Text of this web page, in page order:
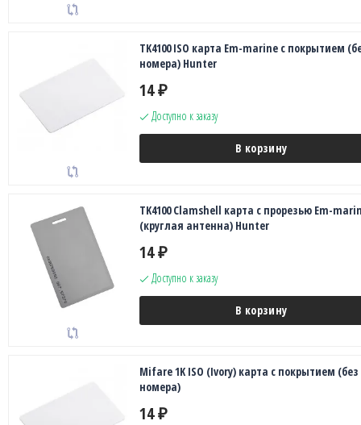
TK4100 ISO карта Em-marine с покрытием
номера) Hunter
14 ₽
Доступно к заказу
В корзину
TK4100 Clamshell карта с прорезью Em-
(круглая антенна) Hunter
14 ₽
Доступно к заказу
В корзину
Mifare 1K ISO (Ivory) карта с покрытием (без
номера)
14 ₽